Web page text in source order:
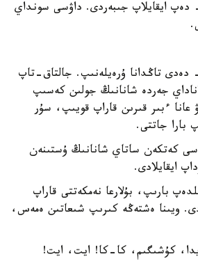
دەپ ايقايلاپ جىبەردى. داۋسى سونداي
تاڭدانا ۇرەيلەنىپ. جالتاق-تاپ
جەردە شانانىڭ جولىن كەسىپ
عانا ءبىر قىرىن قاراپ قويىپ، سۇر
بارا جاتتى.
كەتكەن ساتاي شانانىڭ ۇستىنەن
ايقايلادى.
بارىپ، بۇلارعا نەمكەتتى قاراپ
ويىنا ەشتەڭە كىرىپ شىعاتىن ەمەس،
كۇشىگىم، كا-كا! ايت، ايت!